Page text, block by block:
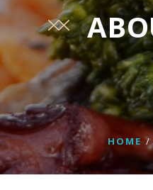
HOME /